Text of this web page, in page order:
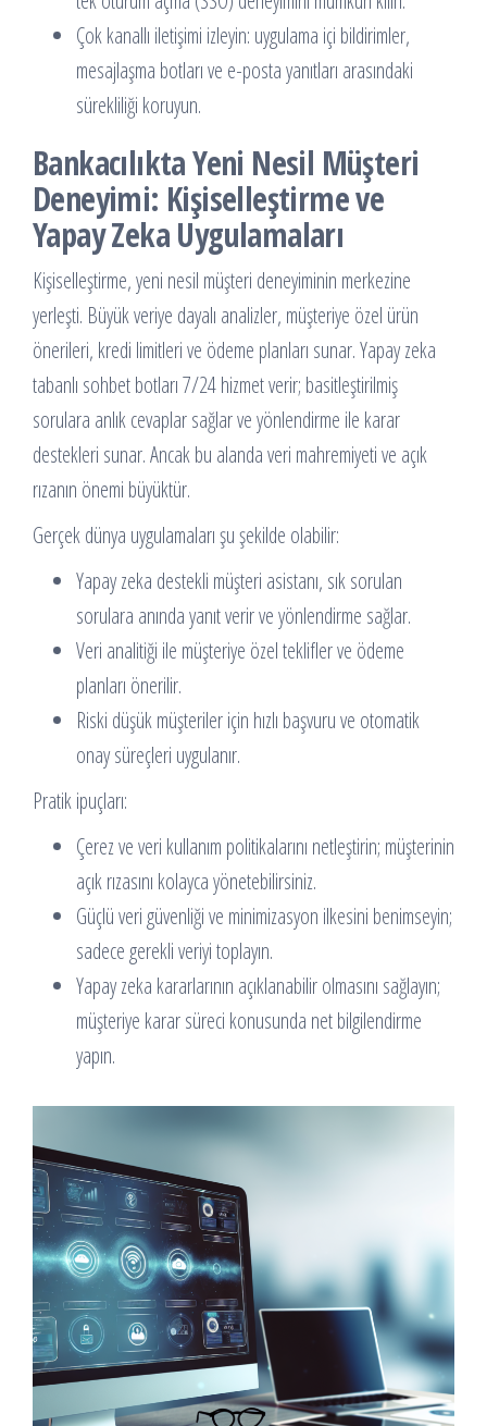
Çok kanallı iletişimi izleyin: uygulama içi bildirimler,
mesajlaşma botları ve e-posta yanıtları arasındaki
sürekliliği koruyun.
Bankacılıkta Yeni Nesil Müşteri
Deneyimi: Kişiselleştirme ve
Yapay Zeka Uygulamaları
Kişiselleştirme, yeni nesil müşteri deneyiminin merkezine
yerleşti. Büyük veriye dayalı analizler, müşteriye özel ürün
önerileri, kredi limitleri ve ödeme planları sunar. Yapay zeka
tabanlı sohbet botları 7/24 hizmet verir; basitleştirilmiş
sorulara anlık cevaplar sağlar ve yönlendirme ile karar
destekleri sunar. Ancak bu alanda veri mahremiyeti ve açık
rızanın önemi büyüktür.
Gerçek dünya uygulamaları şu şekilde olabilir:
Yapay zeka destekli müşteri asistanı, sık sorulan
sorulara anında yanıt verir ve yönlendirme sağlar.
Veri analitiği ile müşteriye özel teklifler ve ödeme
planları önerilir.
Riski düşük müşteriler için hızlı başvuru ve otomatik
onay süreçleri uygulanır.
Pratik ipuçları:
Çerez ve veri kullanım politikalarını netleştirin; müşterinin
açık rızasını kolayca yönetebilirsiniz.
Güçlü veri güvenliği ve minimizasyon ilkesini benimseyin;
sadece gerekli veriyi toplayın.
Yapay zeka kararlarının açıklanabilir olmasını sağlayın;
müşteriye karar süreci konusunda net bilgilendirme
yapın.